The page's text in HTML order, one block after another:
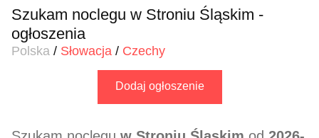
Szukam noclegu w Stroniu Śląskim -
ogłoszenia
Polska / Słowacja / Czechy
Dodaj ogłoszenie